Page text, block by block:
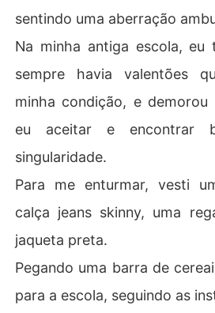
sentindo uma aberração
Na minha antiga escola, eu
sempre havia valentões
minha condição, e
eu aceitar e encontrar
singularidade.
Para me enturmar, vesti
calça jeans skinny, uma
jaqueta preta.
Pegando uma barra de
para a escola, seguindo as